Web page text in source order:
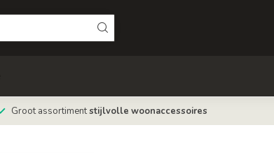
Groot assortimentstijlvolle woonaccessoires